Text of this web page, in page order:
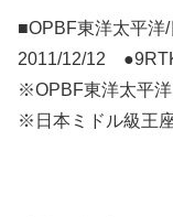
■OPBF東洋太平洋
2011/12/12
※OPBF東洋太平
※日本ミドル級王